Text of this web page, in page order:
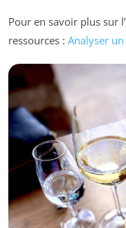
Pour en savoir plus sur
ressources : Analyser